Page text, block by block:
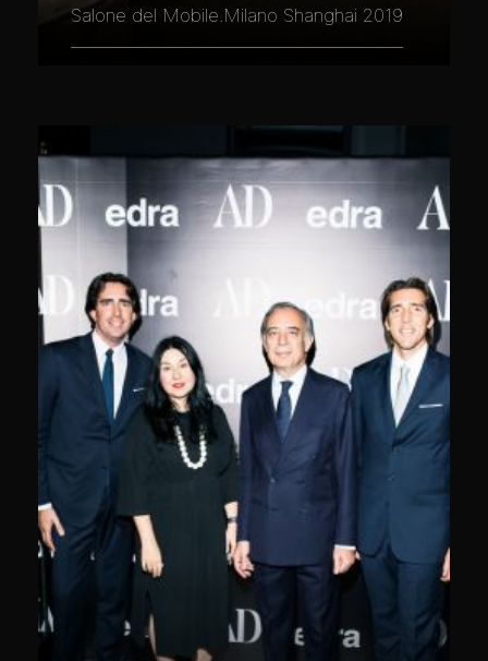
Salone del Mobile.Milano Shanghai 2019